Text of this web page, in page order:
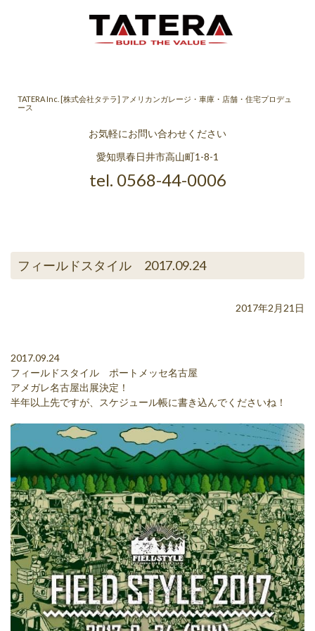
TATERA Inc. [株式会社タテラ] アメリカンガレージ・車庫・店舗・住宅プロデュ
ース
お気軽にお問い合わせください
愛知県春日井市高山町1-8-1
tel. 0568-44-0006
フィールドスタイル 2017.09.24
2017年2月21日
2017.09.24
フィールドスタイル ポートメッセ名古屋
アメガレ名古屋出展決定！
半年以上先ですが、スケジュール帳に書き込んでくださいね！